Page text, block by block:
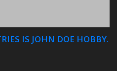
IS JOHN DOE HOBBY.